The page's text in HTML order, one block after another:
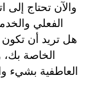
والآن تحتاج
الفعلي
هل تريد أن تكون
الخاصة
العاطفية بشيء